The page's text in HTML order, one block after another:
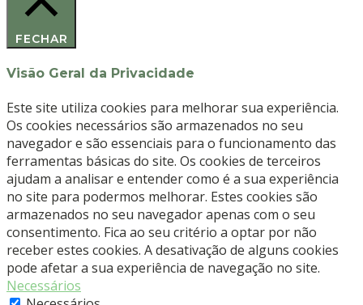
FECHAR
Visão Geral da Privacidade
Este site utiliza cookies para melhorar sua experiência.
Os cookies necessários são armazenados no seu
navegador e são essenciais para o funcionamento das
ferramentas básicas do site. Os cookies de terceiros
ajudam a analisar e entender como é a sua experiência
no site para podermos melhorar. Estes cookies são
armazenados no seu navegador apenas com o seu
consentimento. Fica ao seu critério a optar por não
receber estes cookies. A desativação de alguns cookies
pode afetar a sua experiência de navegação no site.
Necessários